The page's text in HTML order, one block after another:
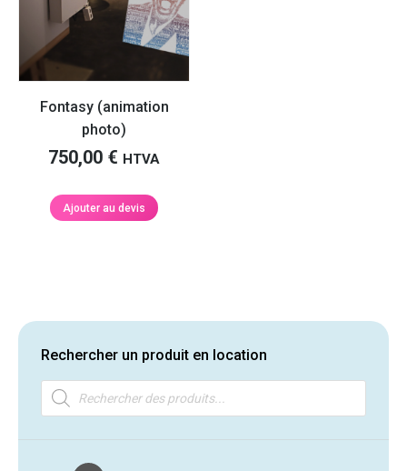
Fontasy (animation
photo)
750,00 € HTVA
Ajouter au devis
Rechercher un produit en location
Recherche
de
produits